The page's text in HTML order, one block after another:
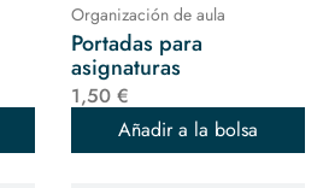
Organización de aula
Portadas para
asignaturas
1,50 €
Añadir a la bolsa